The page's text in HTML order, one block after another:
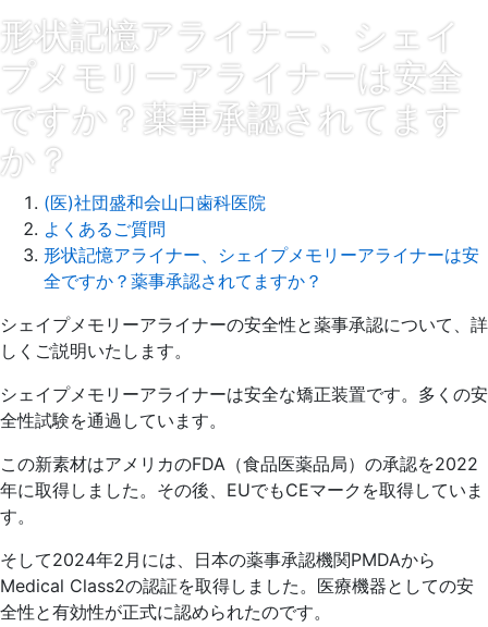
形状記憶アライナー、シェイ
プメモリーアライナーは安全
ですか？薬事承認されてます
か？
(医)社団盛和会山口歯科医院
よくあるご質問
形状記憶アライナー、シェイプメモリーアライナーは安
全ですか？薬事承認されてますか？
2025
年
月
22
日
シェイプメモリーアライナーの安全性と薬事承認について、詳
しくご説明いたします。
シェイプメモリーアライナーは安全な矯正装置です。多くの安
全性試験を通過しています。
この新素材はアメリカのFDA（食品医薬品局）の承認を2022
年に取得しました。その後、EUでもCEマークを取得していま
す。
そして2024年2月には、日本の薬事承認機関PMDAから
Medical Class2の認証を取得しました。医療機器としての安
全性と有効性が正式に認められたのです。